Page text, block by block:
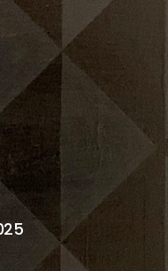
DEL